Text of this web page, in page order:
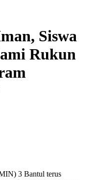
Siswa
Rukun
3 Bantul terus